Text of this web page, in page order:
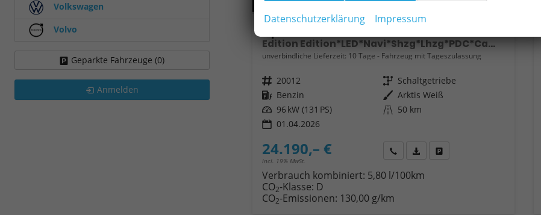
Edition Edition*LED*Navi*Shzg*Lhzg*PDC*Cam*17Zoll*
unverbindliche Lieferzeit: 10 Tage Fahrzeug mit Tageszulassung
Fahrzeugnr. 20012 Getriebe Schaltgetriebe
Kraftstoff Benzin Außenfarbe Arktis Weiß
Leistung 96 kW (131 PS) Kilometerstand 50 km
01.04.2026
24.190,– €
incl. 19% MwSt.
Wir rufen Sie anFahrzeugexposé (PDF)
Verbrauch kombiniert: 5,80 l/100km
CO2-Klasse: D
CO2-Emissionen: 130,00 g/km
Volkswagen
Volvo
Geparkte Fahrzeuge (0)
Anmelden
Datenschutzerklärung Impressum